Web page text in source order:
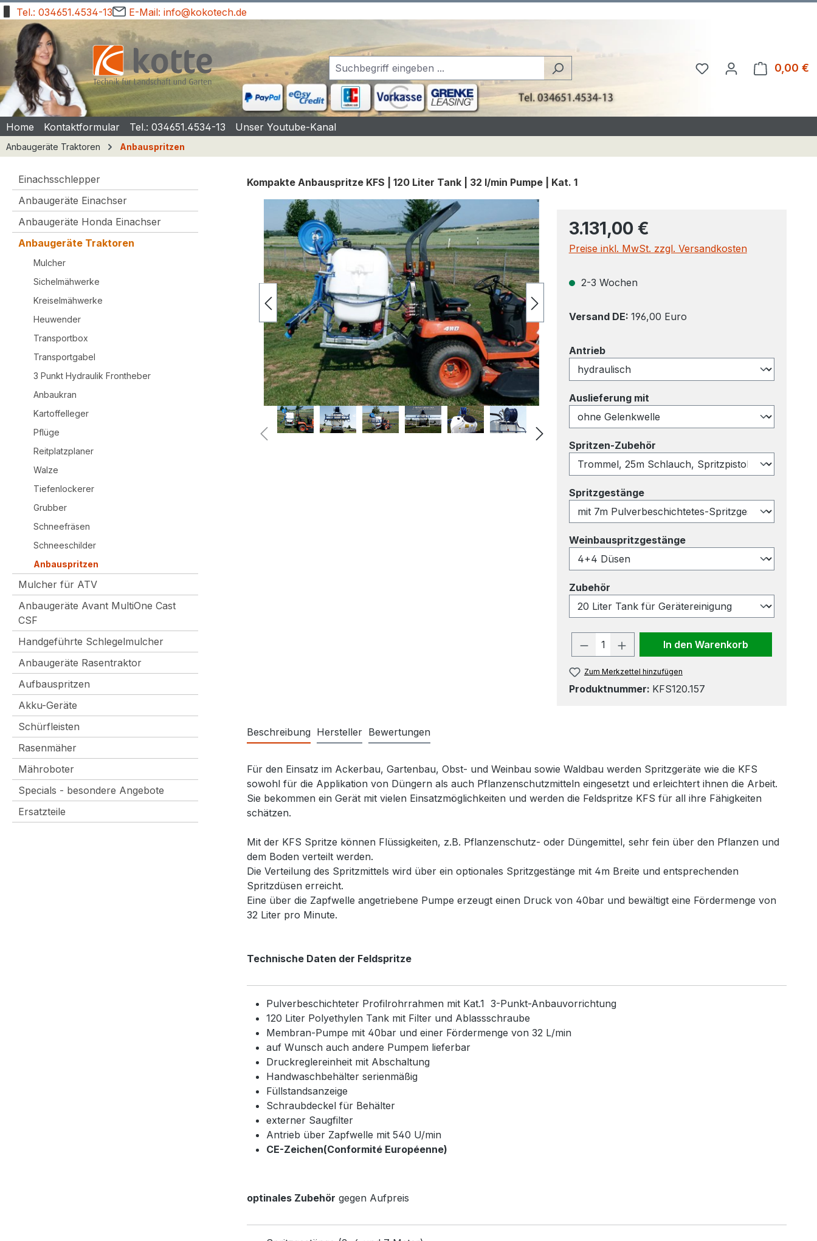
Zur Hauptnavigation springen
Tel.: 034651.4534-13 E-Mail: info@kokotech.de
Du hast 0 Produkte
0,00 €
Home Kontaktformular Tel.: 034651.4534-13 Unser Youtube-Kanal
Anbaugeräte Traktoren Anbauspritzen
Einachsschlepper
Anbaugeräte Einachser
Anbaugeräte Honda Einachser
Anbaugeräte Traktoren
Mulcher
Sichelmähwerke
Kreiselmähwerke
Heuwender
Transportbox
Transportgabel
3 Punkt Hydraulik Frontheber
Anbaukran
Kartoffelleger
Pflüge
Reitplatzplaner
Walze
Tiefenlockerer
Grubber
Schneefräsen
Schneeschilder
Anbauspritzen
Mulcher für ATV
Anbaugeräte Avant MultiOne Cast
CSF
Handgeführte Schlegelmulcher
Anbaugeräte Rasentraktor
Aufbauspritzen
Akku-Geräte
Schürfleisten
Rasenmäher
Mähroboter
Specials - besondere Angebote
Ersatzteile
Kompakte Anbauspritze KFS | 120 Liter Tank | 32 l/min Pumpe | Kat. 1
Bildergalerie überspringen
3.131,00 €
Preise inkl. MwSt. zzgl. Versandkosten
2-3 Wochen
Versand DE: 196,00 Euro
Antriebauswählen
Auslieferung mitauswählen
Spritzen-Zubehörauswählen
Spritzgestängeauswählen
Weinbauspritzgestängeauswählen
Zubehörauswählen
Produkt Anzahl: Gib den
In den Warenkorb
Zum Merkzettel hinzufügen
Produktnummer: KFS120.157
Beschreibung Hersteller Bewertungen
Für den Einsatz im Ackerbau, Gartenbau, Obst- und Weinbau sowie Waldbau werden Spritzgeräte wie die KFS
sowohl für die Applikation von Düngern als auch Pflanzenschutzmitteln eingesetzt und erleichtert ihnen die Arbeit.
Sie bekommen ein Gerät mit vielen Einsatzmöglichkeiten und werden die Feldspritze KFS für all ihre Fähigkeiten
schätzen.
Mit der KFS Spritze können Flüssigkeiten, z.B. Pflanzenschutz- oder Düngemittel, sehr fein über den Pflanzen und
dem Boden verteilt werden.
Die Verteilung des Spritzmittels wird über ein optionales Spritzgestänge mit 4m Breite und entsprechenden
Spritzdüsen erreicht.
Eine über die Zapfwelle angetriebene Pumpe erzeugt einen Druck von 40bar und bewältigt eine Fördermenge von
32 Liter pro Minute.
Technische Daten der Feldspritze
Pulverbeschichteter Profilrohrrahmen mit Kat.1 3-Punkt-Anbauvorrichtung
120 Liter Polyethylen Tank mit Filter und Ablassschraube
Membran-Pumpe mit 40bar und einer Fördermenge von 32 L/min
auf Wunsch auch andere Pumpem lieferbar
Druckreglereinheit mit Abschaltung
Handwaschbehälter serienmäßig
Füllstandsanzeige
Schraubdeckel für Behälter
externer Saugfilter
Antrieb über Zapfwelle mit 540 U/min
CE-Zeichen(Conformité Européenne)
optinales Zubehör gegen Aufpreis